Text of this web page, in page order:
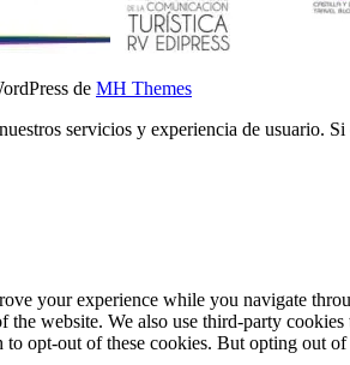
de MH Themes
servicios y experiencia de usuario.
your experience while you navigate
website. We also use third-party
to opt-out of these cookies. But opting out